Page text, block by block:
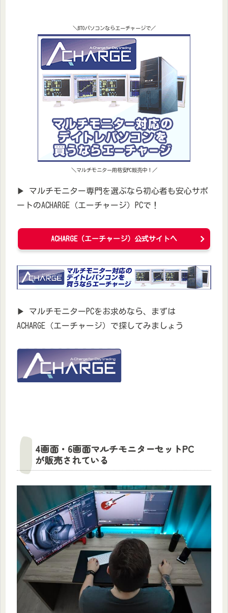
＼BTOパソコンならエーチャージで／
＼マルチモニター用格安PC販売中！／
▶ マルチモニター専門を選ぶなら初心者も安心サポ
ートのACHARGE（エーチャージ）PCで！
ACHARGE（エーチャージ）公式サイトヘ
▶ マルチモニターPCをお求めなら、まずは
ACHARGE（エーチャージ）で探してみましょう
4画面・6画面マルチモニターセットPC
が販売されている